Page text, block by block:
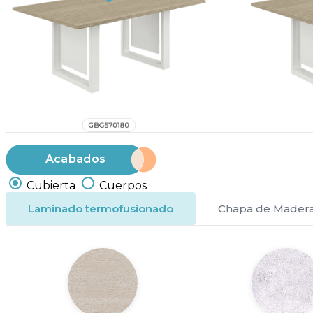
Acabados
Cubierta
Cuerpos
Laminado termofusionado
Chapa de